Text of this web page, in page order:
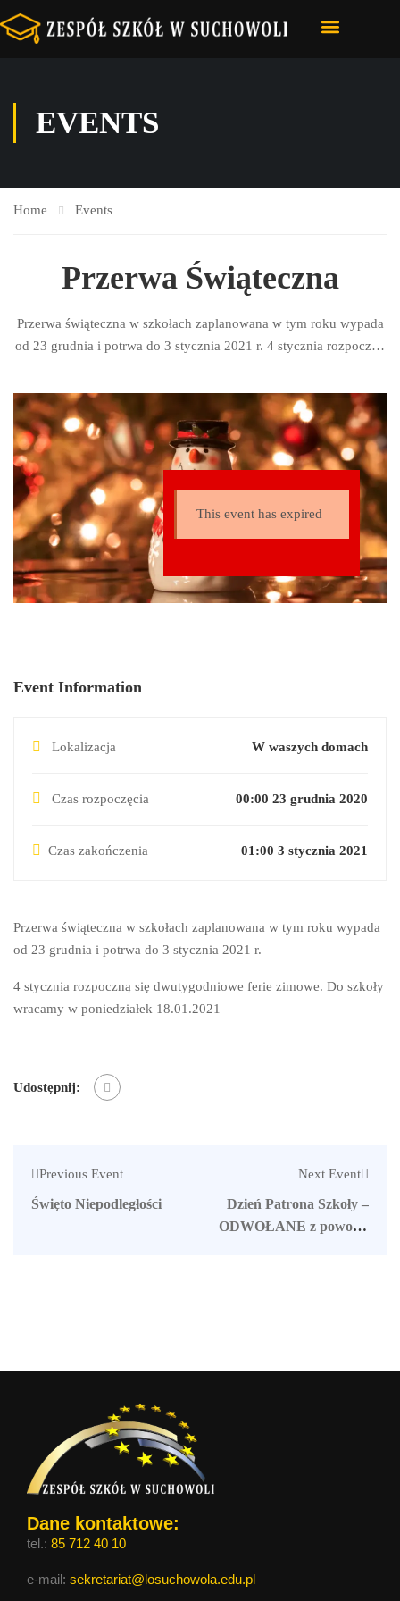
EVENTS
Home Events
Przerwa Świąteczna
Przerwa świąteczna w szkołach zaplanowana w tym roku wypada
od 23 grudnia i potrwa do 3 stycznia 2021 r. 4 stycznia rozpoczną
poniedziałek 18.01.2021
This event has expired
Event Information
Lokalizacja W waszych domach
Czas rozpoczęcia 00:00 23 grudnia 2020
Czas zakończenia 01:00 3 stycznia 2021
Przerwa świąteczna w szkołach zaplanowana w tym roku wypada
od 23 grudnia i potrwa do 3 stycznia 2021 r.
4 stycznia rozpoczną się dwutygodniowe ferie zimowe. Do szkoły
wracamy w poniedziałek 18.01.2021
Udostępnij:
Previous Event
Święto Niepodległości
Next Event
Dzień Patrona Szkoły –
ODWOŁANE z powodu
Dane kontaktowe:
tel.: 85 712 40 10
e-mail: sekretariat@losuchowola.edu.pl